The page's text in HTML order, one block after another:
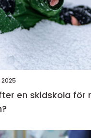
en skidskola för